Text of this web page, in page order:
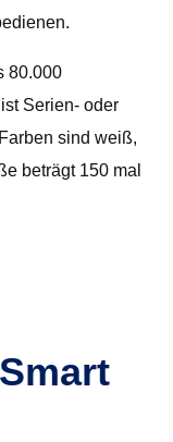
80.000
Serien- oder
sind weiß,
beträgt 150 mal